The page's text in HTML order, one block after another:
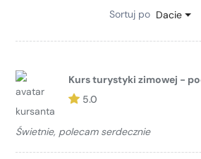
Sortuj po Dacie
Kurs turystyki zimowej -
5.0
Świetnie, polecam serdecznie